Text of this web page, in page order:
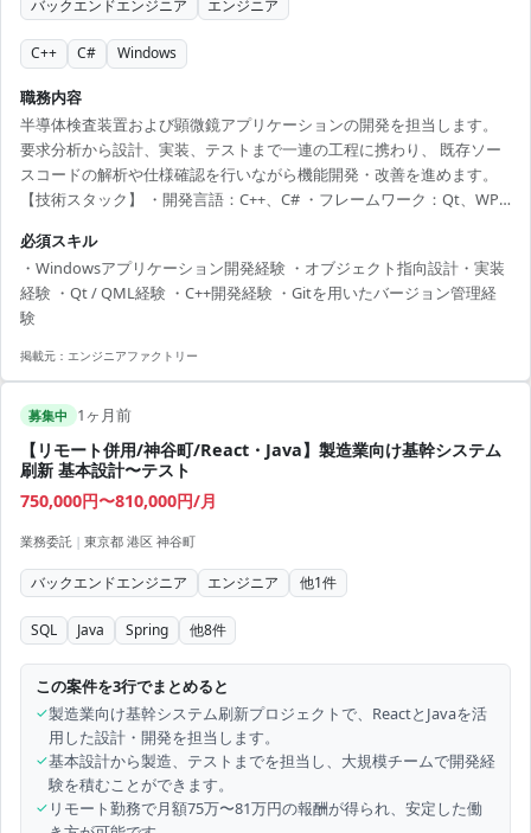
バックエンドエンジニア エンジニア
C++ C# Windows
職務内容
半導体検査装置および顕微鏡アプリケーションの開発を担当します。
要求分析から設計、実装、テストまで一連の工程に携わり、 既存ソー
スコードの解析や仕様確認を行いながら機能開発・改善を進めます。
【技術スタック】 ・開発言語：C++、C# ・フレームワーク：Qt、WPF
【作業期間】 2026年 9月21日 ～ 2026年 12月20日 (作業内容・状況によ
りさらに延長)
必須スキル
・Windowsアプリケーション開発経験 ・オブジェクト指向設計・実装
経験 ・Qt / QML経験 ・C++開発経験 ・Gitを用いたバージョン管理経
験
掲載元： エンジニアファクトリー
募集中 1ヶ月前
【リモート併用/神谷町/React・Java】製造業向け基幹システム
刷新 基本設計〜テスト
750,000円〜810,000円/月
業務委託 | 東京都 港区 神谷町
バックエンドエンジニア エンジニア 他1件
SQL Java Spring 他8件
この案件を3行でまとめると
✓製造業向け基幹システム刷新プロジェクトで、ReactとJavaを活
用した設計・開発を担当します。
✓基本設計から製造、テストまでを担当し、大規模チームで開発経
験を積むことができます。
✓ リモート勤務で月額75万〜81万円の報酬が得られ、安定した働